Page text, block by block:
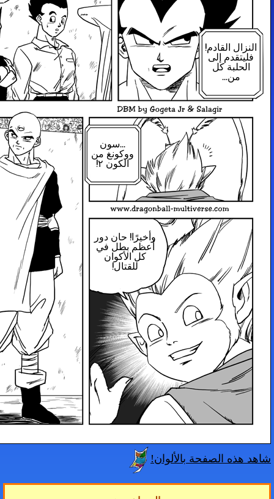
...تيان
شينهان من
الكون ٩ و...
...سون
ووكونغ من
الكون ٢!
وأخيرًا! حان دور
أعظم بطل في
كل الأكوان
للقتال!